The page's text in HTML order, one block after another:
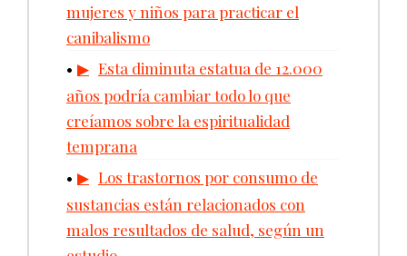
mujeres y niños para practicar el
canibalismo
Esta diminuta estatua de 12.000
años podría cambiar todo lo que
creíamos sobre la espiritualidad
temprana
Los trastornos por consumo de
sustancias están relacionados con
malos resultados de salud, según un